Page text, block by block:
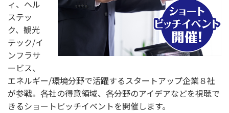
ィ、ヘル
ステッ
ク、観光
テック/イ
ンフラサ
ービス、
エネルギー/環境分野で活躍するスタートアップ企業８社
が参戦。各社の得意領域、各分野のアイデアなどを視聴で
きるショートピッチイベントを開催します。